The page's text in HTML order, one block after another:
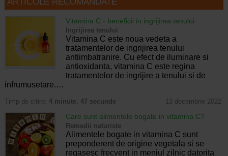
ARTICOLE RECOMANDATE
Vitamina C - beneficii in ingrijirea tenului
Ingrijirea tenului
Vitamina C este noua vedeta a
tratamentelor de ingrijirea tenului
antiimbatranire. Cu efect de iluminare si
antioxidanta, vitamina C este regina
tratamentelor de ingrijire a tenului si de
infrumusetare.…
Timp de citire: 4 minute, 47 secunde 13 decembrie 2022
Care sunt alimentele bogate in vitamina C?
Remedii naturiste
Alimentele bogate in vitamina C sunt
preponderent de origine vegetala si se
regasesc frecvent in meniul zilnic datorita